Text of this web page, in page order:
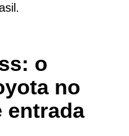
o
no
entrada